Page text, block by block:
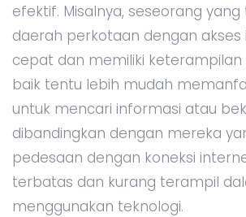
efektif. Misalnya, seseorang yang
daerah perkotaan dengan
cepat dan memiliki keterampilan
baik tentu lebih mudah
untuk mencari informasi atau
dibandingkan dengan mereka
pedesaan dengan koneksi
terbatas dan kurang terampil
menggunakan teknologi.